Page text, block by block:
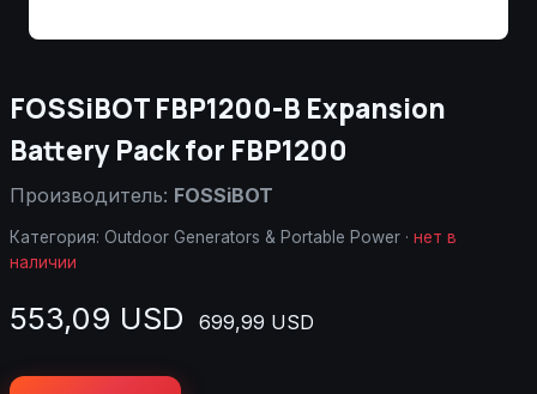
FOSSiBOT FBP1200-B Expansion
Battery Pack for FBP1200
Производитель: FOSSiBOT
Категория: Outdoor Generators & Portable Power · нет в
наличии
553,09 USD 699,99 USD